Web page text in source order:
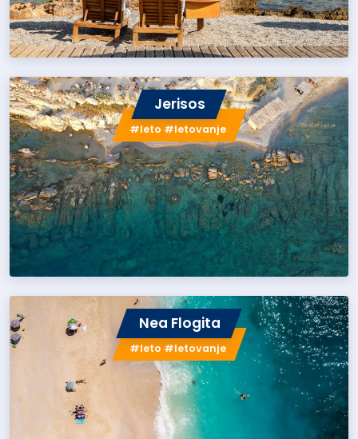
Jerisos
#leto #letovanje
Nea Flogita
#leto #letovanje